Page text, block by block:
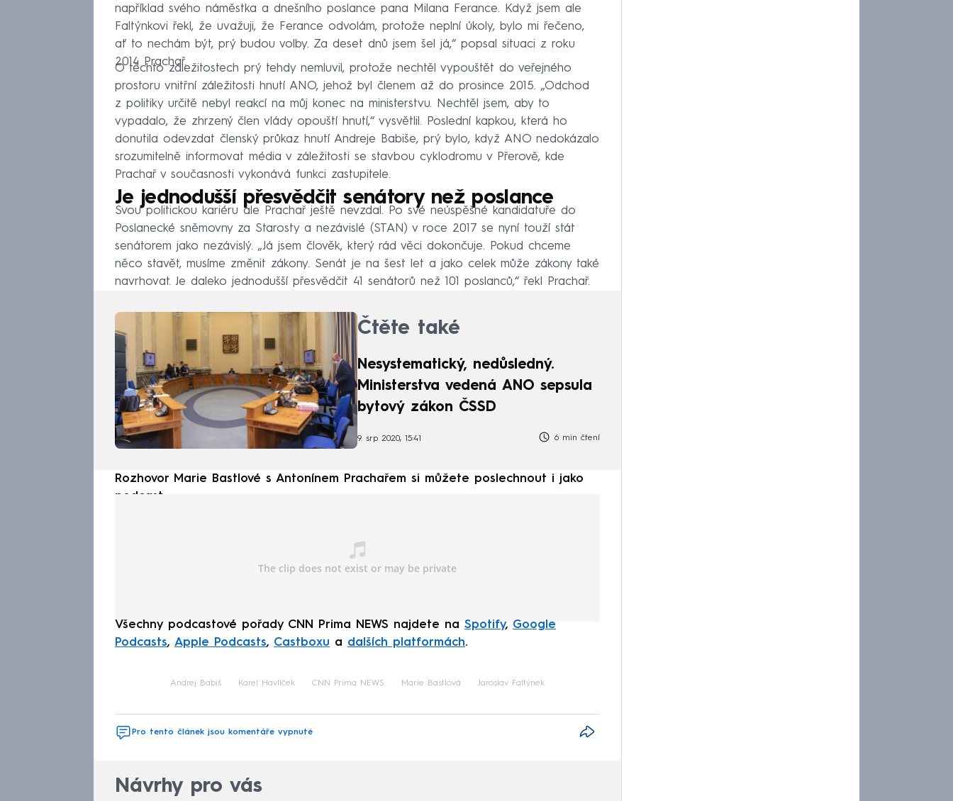
například svého náměstka a dnešního poslance pana Milana Ferance. Když jsem ale
Faltýnkovi řekl, že uvažuji, že Ferance odvolám, protože neplní úkoly, bylo mi řečeno,
ať to nechám být, prý budou volby. Za deset dnů jsem šel já,“ popsal situaci z roku
2014 Prachař.
O těchto záležitostech prý tehdy nemluvil, protože nechtěl vypouštět do veřejného
prostoru vnitřní záležitosti hnutí ANO, jehož byl členem až do prosince 2015. „Odchod
z politiky určitě nebyl reakcí na můj konec na ministerstvu. Nechtěl jsem, aby to
vypadalo, že zhrzený člen vlády opouští hnutí,“ vysvětlil. Poslední kapkou, která ho
donutila odevzdat členský průkaz hnutí Andreje Babiše, prý bylo, když ANO nedokázalo
srozumitelně informovat média v záležitosti se stavbou cyklodromu v Přerově, kde
Prachař v současnosti vykonává funkci zastupitele.
Je jednodušší přesvědčit senátory než poslance
Svou politickou kariéru ale Prachař ještě nevzdal. Po své neúspěšné kandidatuře do
Poslanecké sněmovny za Starosty a nezávislé (STAN) v roce 2017 se nyní touží stát
senátorem jako nezávislý. „Já jsem člověk, který rád věci dokončuje. Pokud chceme
něco stavět, musíme změnit zákony. Senát je na šest let a jako celek může zákony také
navrhovat. Je daleko jednodušší přesvědčit 41 senátorů než 101 poslanců,“ řekl Prachař.
Čtěte také
Nesystematický, nedůsledný.
Ministerstva vedená ANO sepsula
bytový zákon ČSSD
9. srp 2020, 15:41 6 min čtení
Rozhovor Marie Bastlové s Antonínem Prachařem si můžete poslechnout i jako
podcast:
Všechny podcastové pořady CNN Prima NEWS najdete na Spotify, Google
Podcasts, Apple Podcasts, Castboxu a dalších platformách.
Andrej Babiš Karel Havlíček CNN Prima NEWS Marie Bastlová Jaroslav Faltýnek
Pro tento článek jsou komentáře vypnuté
Návrhy pro vás